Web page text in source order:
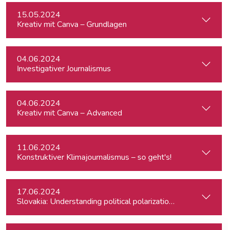
15.05.2024
Kreativ mit Canva – Grundlagen
04.06.2024
Investigativer Journalismus
04.06.2024
Kreativ mit Canva – Advanced
11.06.2024
Konstruktiver Klimajournalismus – so geht's!
17.06.2024
Slovakia: Understanding political polarizations and their